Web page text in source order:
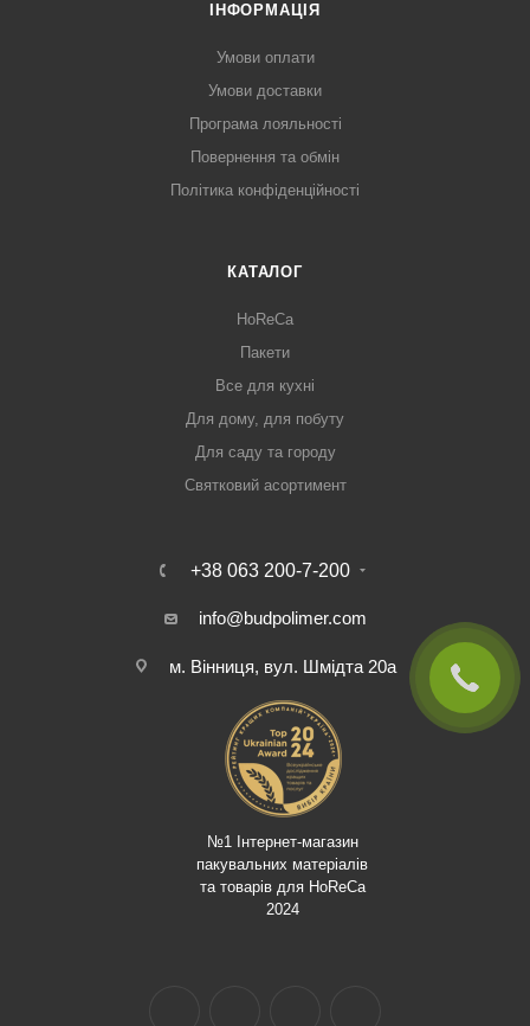
ІНФОРМАЦІЯ
Умови оплати
Умови доставки
Програма лояльності
Повернення та обмін
Політика конфіденційності
КАТАЛОГ
HoReCa
Пакети
Все для кухні
Для дому, для побуту
Для саду та городу
Святковий асортимент
+38 063 200-7-200
info@budpolimer.com
м. Вінниця, вул. Шмідта 20а
№1 Інтернет-магазин
пакувальних матеріалів
та товарів для HoReCa
2024